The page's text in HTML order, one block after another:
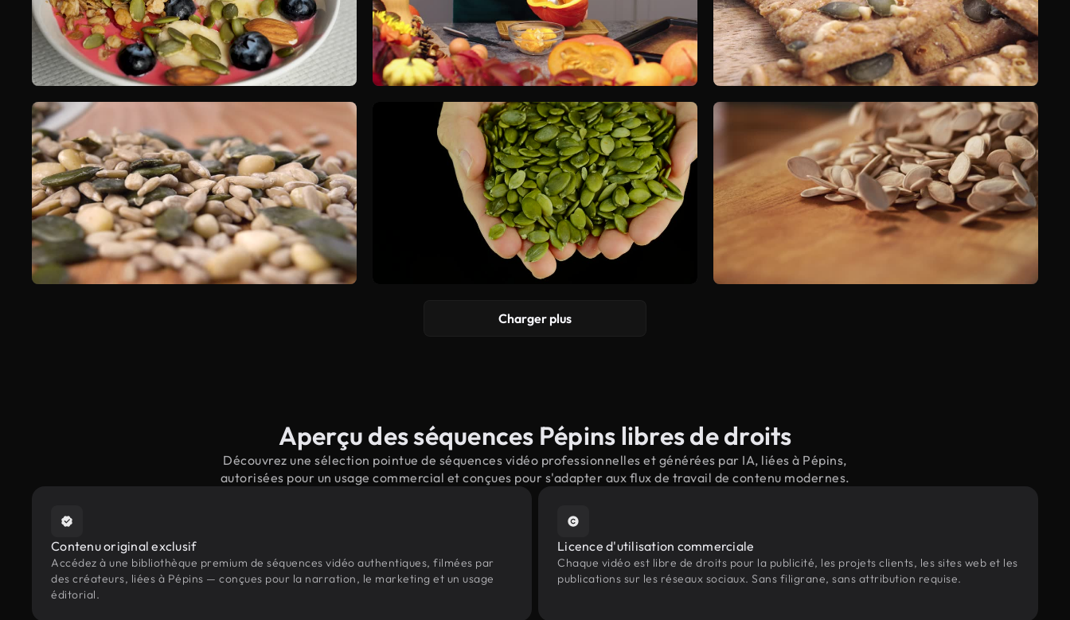
Charger plus
Aperçu des séquences Pépins libres de droits
Découvrez une sélection pointue de séquences vidéo professionnelles et générées par IA, liées à Pépins,
autorisées pour un usage commercial et conçues pour s'adapter aux flux de travail de contenu modernes.
Contenu original exclusif
Accédez à une bibliothèque premium de séquences vidéo authentiques, filmées par
des créateurs, liées à Pépins — conçues pour la narration, le marketing et un usage
éditorial.
Licence d'utilisation commerciale
Chaque vidéo est libre de droits pour la publicité, les projets clients, les sites web et les
publications sur les réseaux sociaux. Sans filigrane, sans attribution requise.